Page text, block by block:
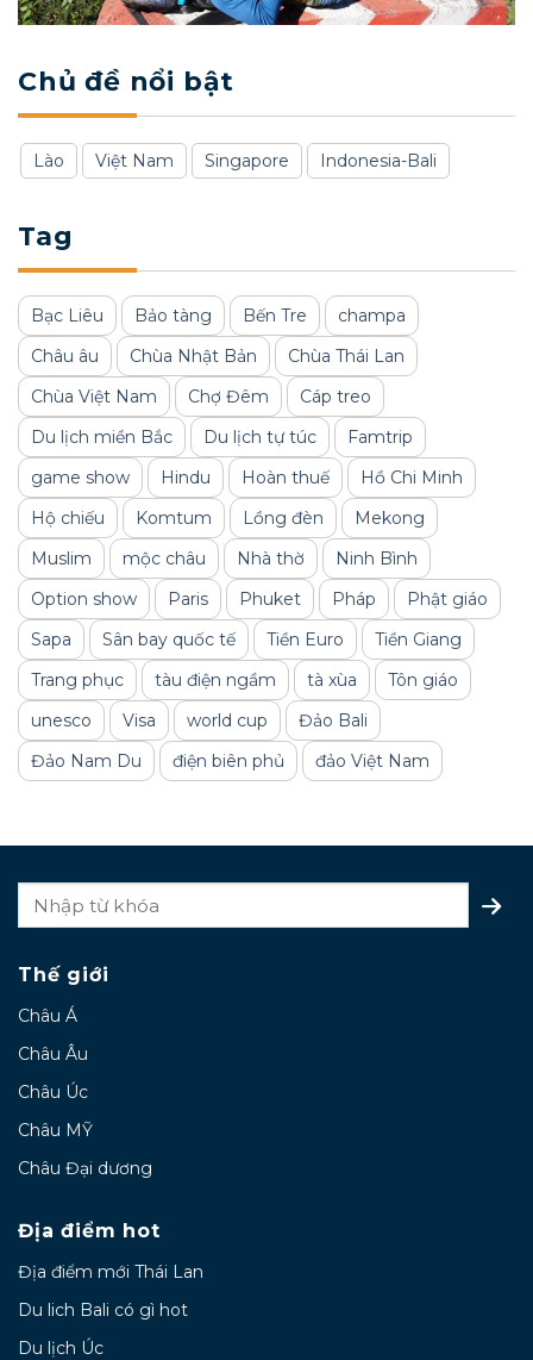
Chủ đề nổi bật
Lào Việt Nam Singapore Indonesia-Bali
Tag
Bạc Liêu Bảo tàng Bến Tre
champa
Châu âu
Chùa Nhật Bản
Chùa Thái Lan
Chùa Việt Nam
Chợ Đêm
Cáp treo
Du lịch miền Bắc
Du lịch tự túc
Famtrip
game show
Hindu Hoàn thuế
Hồ Chi Minh
Hộ chiếu
Komtum Lồng đèn
Mekong
Muslim
mộc châu Nhà thờ
Ninh Bình
Option show
Paris Phuket Pháp
Phật giáo
Sapa
Sân bay quốc tế Tiền Euro
Tiền Giang
Trang phục
tàu điện ngầm tà xùa
Tôn giáo
unesco
Visa world cup
Đảo Bali
Đảo Nam Du
điện biên phủ đảo Việt Nam
Thế giới
Châu Á
Châu Âu
Châu Úc
Châu MỸ
Châu Đại dương
Địa điểm hot
Địa điểm mới Thái Lan
Du lich Bali có gì hot
Du lịch Úc